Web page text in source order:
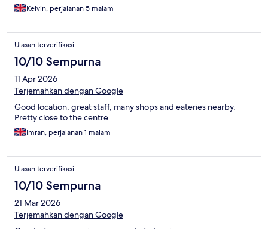
highly recommend.
Kelvin, perjalanan 5 malam
Ulasan terverifikasi
10/10 Sempurna
11 Apr 2026
Terjemahkan dengan Google
Good location, great staff, many shops and eateries nearby.
Pretty close to the centre
Imran, perjalanan 1 malam
Ulasan terverifikasi
10/10 Sempurna
21 Mar 2026
Terjemahkan dengan Google